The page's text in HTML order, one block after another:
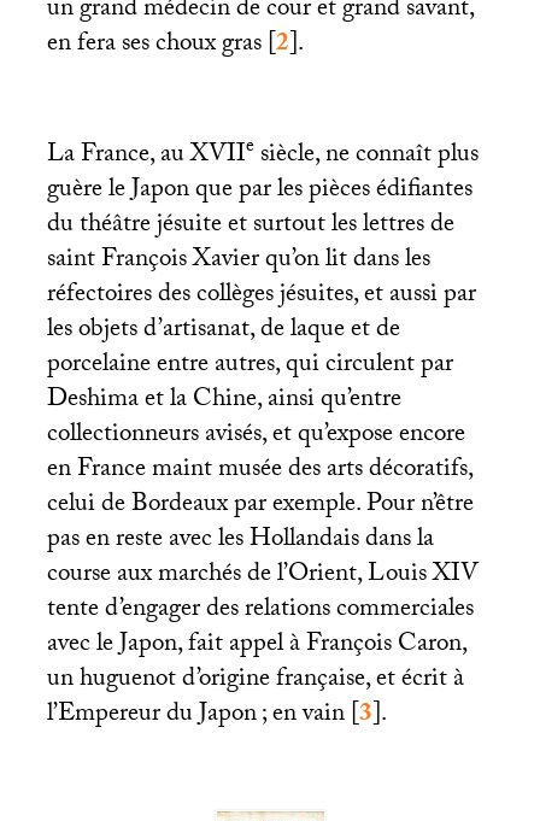
un grand médecin de cour et grand savant,
en fera ses choux gras[2].
La France, auXVIIesiècle, ne connaît plus
guère le Japon que par les pièces édifiantes
du théâtre jésuite et surtout les lettres de
saint François Xavier qu’on lit dans les
réfectoires des collèges jésuites, et aussi par
les objets d’artisanat, de laque et de
porcelaine entre autres, qui circulent par
Deshima et la Chine, ainsi qu’entre
collectionneurs avisés, et qu’expose encore
en France maint musée des arts décoratifs,
celui de Bordeaux par exemple. Pour n’être
pas en reste avec les Hollandais dans la
course aux marchés de l’Orient, LouisXIV
tente d’engager des relations commerciales
avec le Japon, fait appel à François Caron,
un huguenot d’origine française, et écrit à
l’Empereur du Japon; en vain[3].